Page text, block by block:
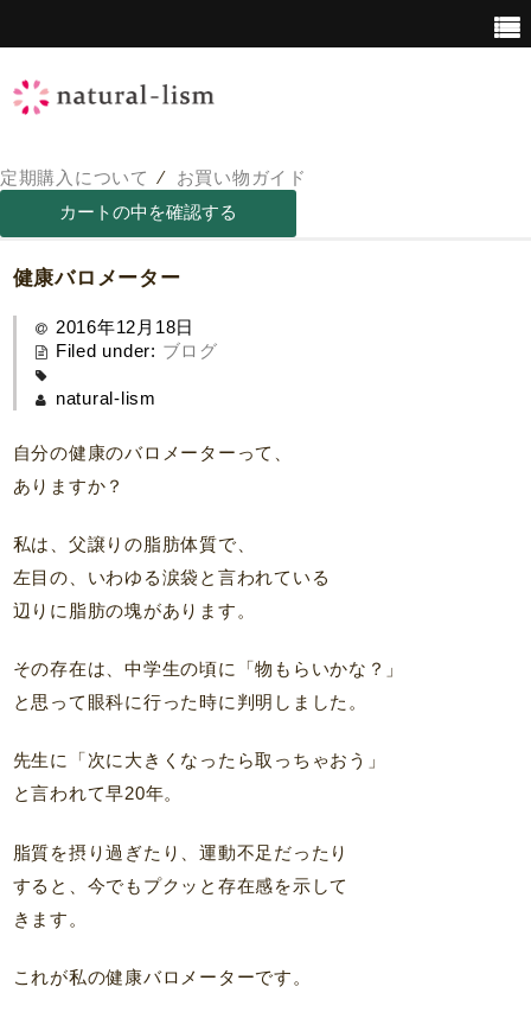
定期購入について ⁄ お買い物ガイド
青汁について
健康バロメーター
2016年12月18日
Filed under: ブログ
natural-lism
自分の健康のバロメーターって、
ありますか？
私は、父譲りの脂肪体質で、
左目の、いわゆる涙袋と言われている
辺りに脂肪の塊があります。
その存在は、中学生の頃に「物もらいかな？」
と思って眼科に行った時に判明しました。
先生に「次に大きくなったら取っちゃおう」
と言われて早20年。
脂質を摂り過ぎたり、運動不足だったり
すると、今でもプクッと存在感を示して
きます。
これが私の健康バロメーターです。